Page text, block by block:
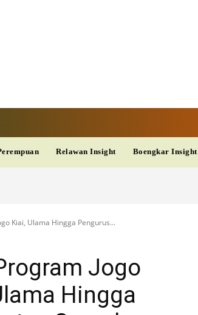
Relawan Insight Boengkar Insight
Kiai, Ulama Hingga Pengurus...
Jogo
Hingga